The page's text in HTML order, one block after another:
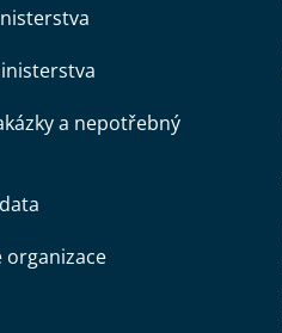
a nepotřebný
organizace